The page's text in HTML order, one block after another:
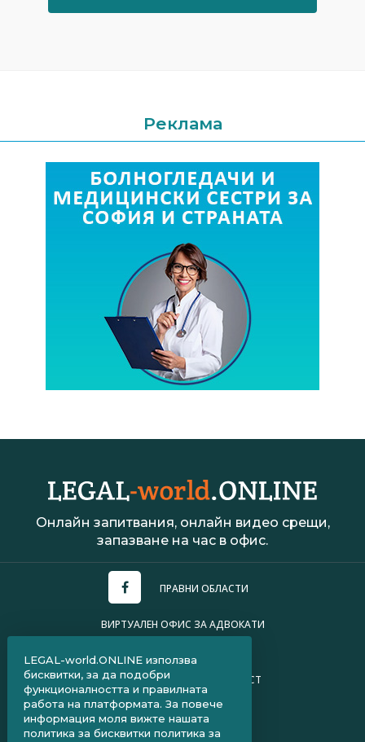
Реклама
Онлайн запитвания, онлайн видео срещи,
запазване на час в офис.
ПРАВНИ ОБЛАСТИ
ВИРТУАЛЕН ОФИС ЗА АДВОКАТИ
ПОЛИТИКА ЗА ПОВЕРИТЕЛНОСТ
ЧЗВ ЗА КЛИЕНТИ
ЧЗВ ЗА АДВОКАТИ
LEGAL-world.ONLINE използва
бисквитки, за да подобри
функционалността и правилната
работа на платформата. За повече
информация моля вижте нашата
политика за бисквитки политика за